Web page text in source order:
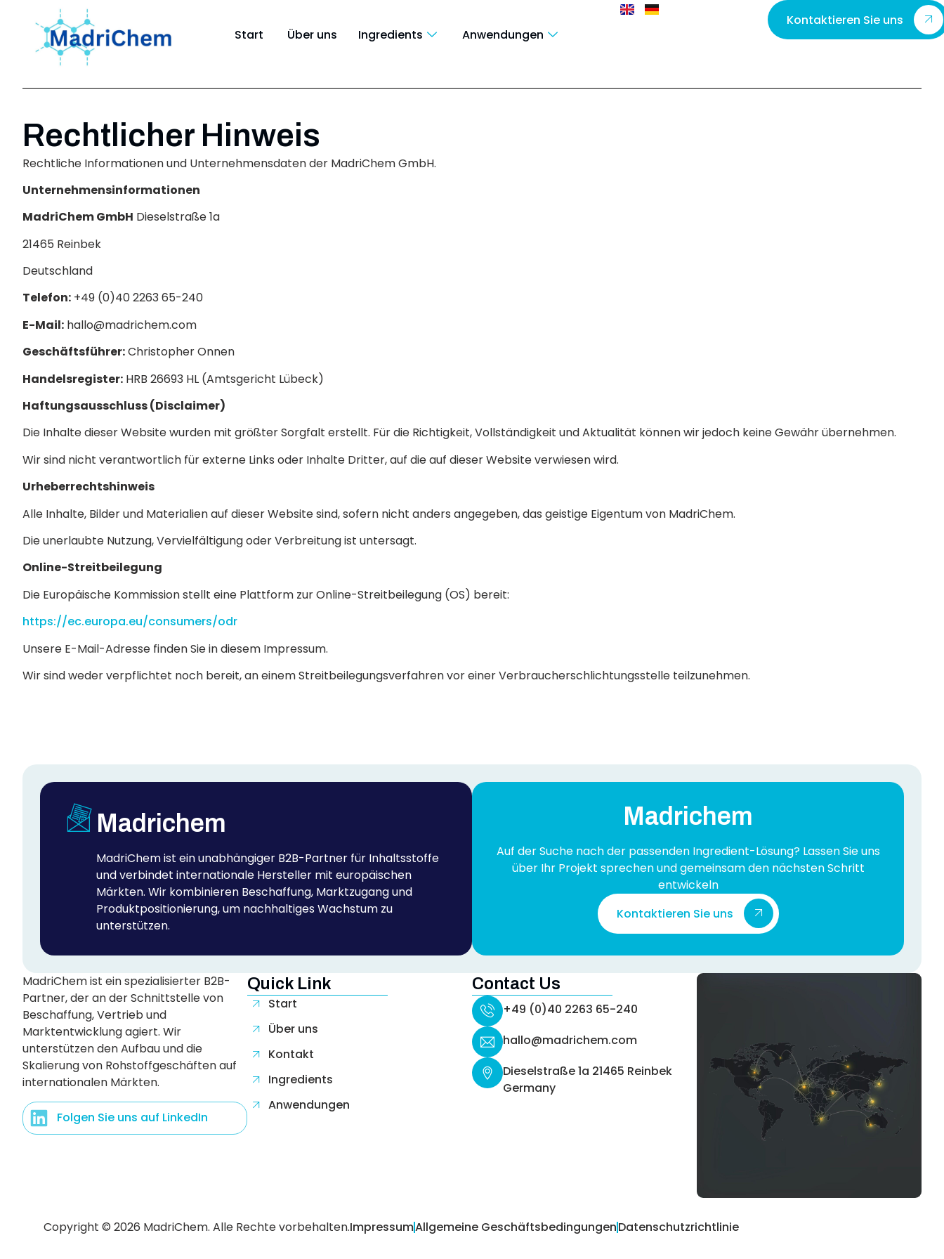
Start Über uns Ingredients Anwendungen
Kontaktieren Sie uns
Rechtlicher Hinweis
Rechtliche Informationen und Unternehmensdaten der MadriChem GmbH.
Unternehmensinformationen
MadriChem GmbH Dieselstraße 1a
21465 Reinbek
Deutschland
Telefon: +49 (0)40 2263 65-240
E-Mail: hallo@madrichem.com
Geschäftsführer:Christopher Onnen
Handelsregister: HRB 26693 HL (Amtsgericht Lübeck)
Haftungsausschluss (Disclaimer)
Die Inhalte dieser Website wurden mit größter Sorgfalt erstellt. Für die Richtigkeit, Vollständigkeit und Aktualität können wir jedoch keine Gewähr übernehmen.
Wir sind nicht verantwortlich für externe Links oder Inhalte Dritter, auf die auf dieser Website verwiesen wird.
Urheberrechtshinweis
Alle Inhalte, Bilder und Materialien auf dieser Website sind, sofern nicht anders angegeben, das geistige Eigentum von MadriChem.
Die unerlaubte Nutzung, Vervielfältigung oder Verbreitung ist untersagt.
Online-Streitbeilegung
Die Europäische Kommission stellt eine Plattform zur Online-Streitbeilegung (OS) bereit:
https://ec.europa.eu/consumers/odr
Unsere E-Mail-Adresse finden Sie in diesem Impressum.
Wir sind weder verpflichtet noch bereit, an einem Streitbeilegungsverfahren vor einer Verbraucherschlichtungsstelle teilzunehmen.
Madrichem
MadriChem ist ein unabhängiger B2B-Partner für Inhaltsstoffe
und verbindet internationale Hersteller mit europäischen
Märkten. Wir kombinieren Beschaffung, Marktzugang und
Produktpositionierung, um nachhaltiges Wachstum zu
unterstützen.
Madrichem
Auf der Suche nach der passenden Ingredient-Lösung? Lassen Sie uns
über Ihr Projekt sprechen und gemeinsam den nächsten Schritt
entwickeln
Kontaktieren Sie uns
MadriChem ist ein spezialisierter B2B-
Partner, der an der Schnittstelle von
Beschaffung, Vertrieb und
Marktentwicklung agiert. Wir
unterstützen den Aufbau und die
Skalierung von Rohstoffgeschäften auf
internationalen Märkten.
Folgen Sie uns auf LinkedIn
Quick Link
Start
Über uns
Kontakt
Ingredients
Anwendungen
Contact Us
+49 (0)40 2263 65-240
hallo@madrichem.com
Dieselstraße 1a 21465 Reinbek
Germany
Copyright © 2026 MadriChem. Alle Rechte vorbehalten.ImpressumAllgemeine GeschäftsbedingungenDatenschutzrichtlinie